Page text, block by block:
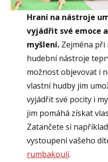
Hraní na nástroje
vyjádřit své emoce
myšlení. Zejména při
hudební nástroje
možnost objevovat i
vlastní hudby jim
vyjádřit své pocity i
jim pomáhá získat
Zatančete si
vystoupení vašeho
rumbakoulí.